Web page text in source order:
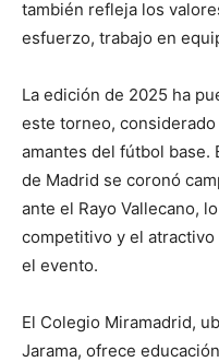
también refleja los
esfuerzo, trabajo en
La edición de 2025 ha
este torneo,
amantes del fútbol base.
de Madrid se coronó
ante el Rayo Vallecano,
competitivo y el
el evento.
El Colegio Miramadrid,
Jarama, ofrece